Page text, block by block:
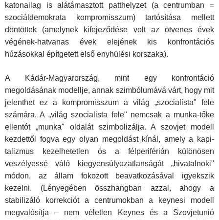
katonailag is alátámasztott patthelyzet (a centrumban =
szociáldemok­rata kompromisszum) tartósítása mellett
döntöttek (amelynek kifejeződé­se volt az ötvenes évek
végének-hatvanas évek elejének kis konfrontációs
húzásokkal építgetett első enyhülési korszaka).
A Kádár-Magyarország, mint egy konfrontáció
megoldásának modellje, annak szimbólumává várt, hogy mit
jelenthet ez a komp­romisszum a világ „szocialista" fele
számára. A „világ szocialista fele" nemcsak a munka-tőke
ellentót „munka" oldalát szimbolizálja. A szovjet modell
kezdettől fogva egy olyan megoldást kínál, amely a kapi­
talizmus kezelhetetlen ós a félperiférián különösen
veszélyessé váló ki­egyensúlyozatlanságát „hivatalnoki"
módon, az állam fokozott beavatko­zásával igyekszik
kezelni. (Lényegében összhangban azzal, ahogy a
stabilizáló korrekciót a centrumokban a keynesi modell
megvalósítja – nem véletlen Keynes és a Szovjetunió